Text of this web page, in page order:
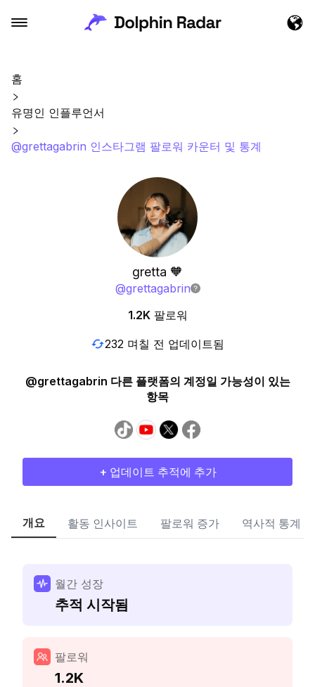
홈
유명인 인플루언서
@grettagabrin 인스타그램 팔로워 카운터 및 통계
gretta 🧡
@grettagabrin
1.2K 팔로워
232 며칠 전 업데이트됨
@grettagabrin 다른 플랫폼의 계정일 가능성이 있는
항목
+ 업데이트 추적에 추가
개요 활동 인사이트 팔로워 증가 역사적 통계
월간 성장
추적 시작됨
팔로워
1.2K